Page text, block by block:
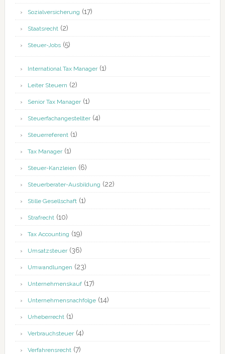
Sozialversicherung (17)
Staatsrecht(2)
Steuer-Jobs(5)
International Tax Manager(1)
Leiter Steuern (2)
Senior Tax Manager(1)
Steuerfachangestellter(4)
Steuerreferent(1)
Tax Manager(1)
Steuer-Kanzleien (6)
Steuerberater-Ausbildung (22)
Stille Gesellschaft(1)
Strafrecht(10)
Tax Accounting (19)
Umsatzsteuer(36)
Umwandlungen (23)
Unternehmenskauf(17)
Unternehmensnachfolge(14)
Urheberrecht(1)
Verbrauchsteuer(4)
Verfahrensrecht(7)